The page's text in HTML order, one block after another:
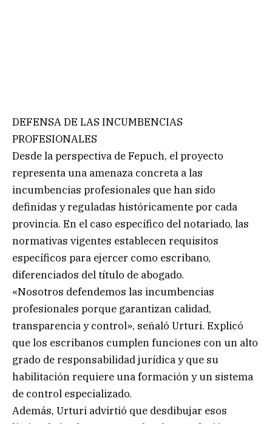
DEFENSA DE LAS INCUMBENCIAS
PROFESIONALES
Desde la perspectiva de Fepuch, el proyecto
representa una amenaza concreta a las
incumbencias profesionales que han sido
definidas y reguladas históricamente por cada
provincia. En el caso específico del notariado, las
normativas vigentes establecen requisitos
específicos para ejercer como escribano,
diferenciados del título de abogado.
«Nosotros defendemos las incumbencias
profesionales porque garantizan calidad,
transparencia y control», señaló Urturi. Explicó
que los escribanos cumplen funciones con un alto
grado de responsabilidad jurídica y que su
habilitación requiere una formación y un sistema
de control especializado.
Además, Urturi advirtió que desdibujar esos